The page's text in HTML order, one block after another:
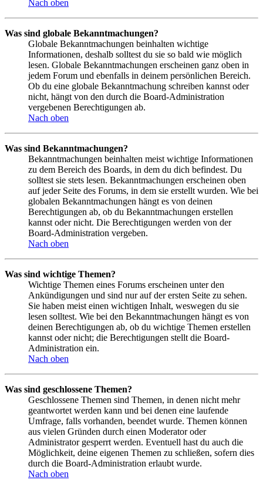
Nach oben
Was sind globale Bekanntmachungen?
Globale Bekanntmachungen beinhalten wichtige
Informationen, deshalb solltest du sie so bald wie möglich
lesen. Globale Bekanntmachungen erscheinen ganz oben in
jedem Forum und ebenfalls in deinem persönlichen Bereich.
Ob du eine globale Bekanntmachung schreiben kannst oder
nicht, hängt von den durch die Board-Administration
vergebenen Berechtigungen ab.
Nach oben
Was sind Bekanntmachungen?
Bekanntmachungen beinhalten meist wichtige Informationen
zu dem Bereich des Boards, in dem du dich befindest. Du
solltest sie stets lesen. Bekanntmachungen erscheinen oben
auf jeder Seite des Forums, in dem sie erstellt wurden. Wie bei
globalen Bekanntmachungen hängt es von deinen
Berechtigungen ab, ob du Bekanntmachungen erstellen
kannst oder nicht. Die Berechtigungen werden von der
Board-Administration vergeben.
Nach oben
Was sind wichtige Themen?
Wichtige Themen eines Forums erscheinen unter den
Ankündigungen und sind nur auf der ersten Seite zu sehen.
Sie haben meist einen wichtigen Inhalt, weswegen du sie
lesen solltest. Wie bei den Bekanntmachungen hängt es von
deinen Berechtigungen ab, ob du wichtige Themen erstellen
kannst oder nicht; die Berechtigungen stellt die Board-
Administration ein.
Nach oben
Was sind geschlossene Themen?
Geschlossene Themen sind Themen, in denen nicht mehr
geantwortet werden kann und bei denen eine laufende
Umfrage, falls vorhanden, beendet wurde. Themen können
aus vielen Gründen durch einen Moderator oder
Administrator gesperrt werden. Eventuell hast du auch die
Möglichkeit, deine eigenen Themen zu schließen, sofern dies
durch die Board-Administration erlaubt wurde.
Nach oben